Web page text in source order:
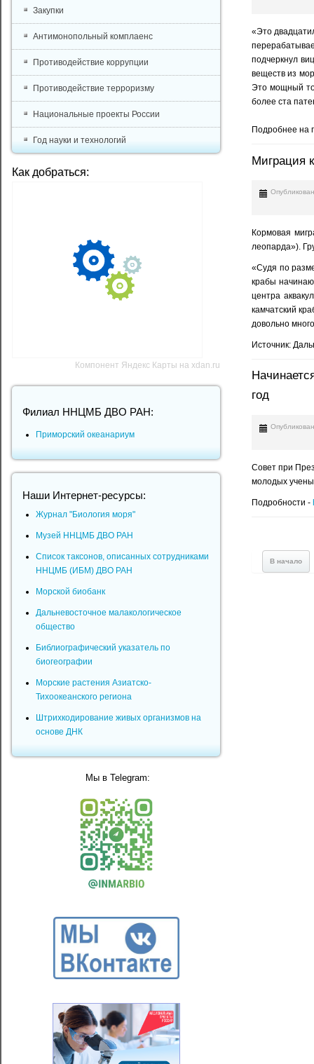
«Это
подчеркнул
веществ из
Это мощный
более ста
Подробнее на
Миграция
Кормовая
леопарда»).
«Судя по
крабы
центра
камчатский
довольно
Источник:
год
Совет при
молодых
Подробности -
В начало
Закупки
Антимонопольный комплаенс
Противодействие коррупции
Противодействие терроризму
Национальные проекты России
Год науки и технологий
Как добраться:
Компонент Яндекс Карты на xdan.ru
Филиал ННЦМБ ДВО РАН:
Приморский океанариум
Наши Интернет-ресурсы:
Журнал "Биология моря"
Музей ННЦМБ ДВО РАН
Список таксонов, описанных сотрудниками
ННЦМБ (ИБМ) ДВО РАН
Морской биобанк
Дальневосточное малакологическое
общество
Библиографический указатель по
биогеографии
Морские растения Азиатско-
Тихоокеанского региона
Штрихкодирование живых организмов на
основе ДНК
Мы в Telegram: